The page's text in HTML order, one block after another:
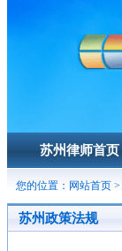
苏州律师首页
您的位置： 网站首页 >
苏州政策法规